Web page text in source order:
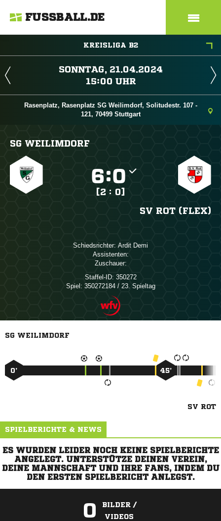
FUSSBALL.DE
KREISLIGA B2
 
 
Rasenplatz, Rasenplatz SG Weilimdorf, Solitudestr. 107 -
121, 70499 Stuttgart
SG WEILIMDORF
:
[2 : 0]
SV ROT (FLEX)
Schiedsrichter:  
Assistenten:
Zuschauer:
Staffel-ID: 350272
Spiel: 350272184 / 23. Spieltag
SG WEILIMDORF
0’ 45’
SV ROT
SPIELBERICHTE & NEWS
ES WURDEN LEIDER NOCH KEINE SPIELBERICHTE
ANGELEGT. UNTERSTÜTZE DEINEN VEREIN,
DEINE MANNSCHAFT UND IHRE FANS, INDEM DU
DEN ERSTEN SPIELBERICHT ANLEGST.
0
BILDER /
VIDEOS